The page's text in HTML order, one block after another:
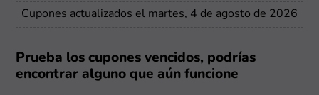
Cupones actualizados el martes, 4 de agosto de 2026
Prueba los cupones vencidos, podrías
encontrar alguno que aún funcione